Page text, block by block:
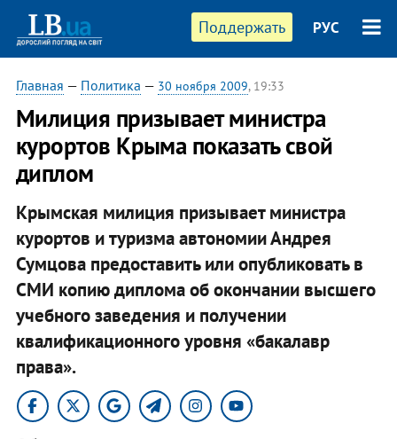
Поддержать РУС
Главная — Политика — 30 ноября 2009, 19:33
Милиция призывает министра
курортов Крыма показать свой
диплом
Крымская милиция призывает министра
курортов и туризма автономии Андрея
Сумцова предоставить или опубликовать в
СМИ копию диплома об окончании высшего
учебного заведения и получении
квалификационного уровня «бакалавр
права».